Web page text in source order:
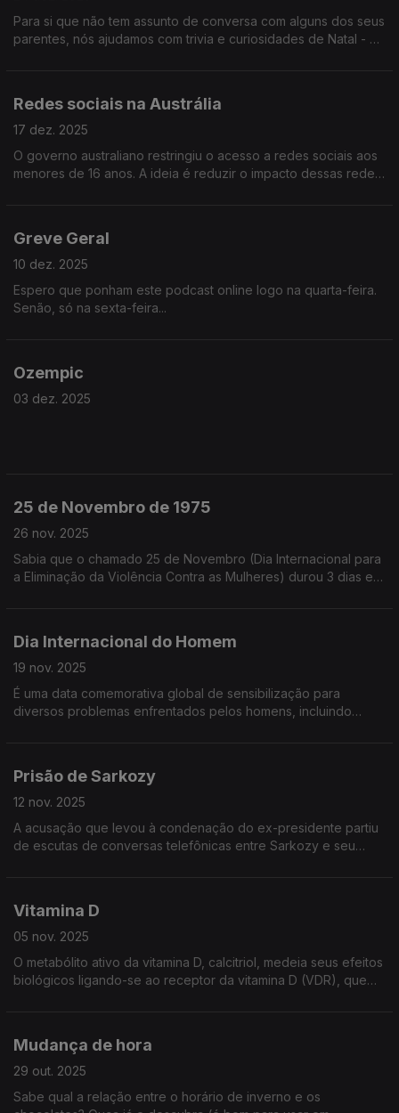
Para si que não tem assunto de conversa com alguns dos seus
parentes, nós ajudamos com trivia e curiosidades de Natal - os
Redes sociais na Austrália
17 dez. 2025
O governo australiano restringiu o acesso a redes sociais aos
menores de 16 anos. A ideia é reduzir o impacto dessas redes
Greve Geral
10 dez. 2025
Espero que ponham este podcast online logo na quarta-feira.
Senão, só na sexta-feira...
Ozempic
03 dez. 2025
25 de Novembro de 1975
26 nov. 2025
Sabia que o chamado 25 de Novembro (Dia Internacional para
a Eliminação da Violência Contra as Mulheres) durou 3 dias e
Dia Internacional do Homem
19 nov. 2025
É uma data comemorativa global de sensibilização para
diversos problemas enfrentados pelos homens, incluindo
Prisão de Sarkozy
12 nov. 2025
A acusação que levou à condenação do ex-presidente partiu
de escutas de conversas telefônicas entre Sarkozy e seu
Vitamina D
05 nov. 2025
O metabólito ativo da vitamina D, calcitriol, medeia seus efeitos
biológicos ligando-se ao receptor da vitamina D (VDR), que
Mudança de hora
29 out. 2025
Sabe qual a relação entre o horário de inverno e os